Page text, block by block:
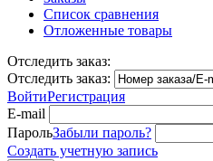
Список сравнения
Отложенные товары
Отследить заказ:
Отследить заказ:
ВойтиРегистрация
E-mail
ПарольЗабыли пароль?
Создать учетную запись